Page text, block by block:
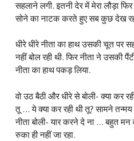
सहलाने लगी. इतनी देर में मेरा लौड़ा
सोने का नाटक करते हुए सब कुछ देख
धीरे धीरे नीता का हाथ उसकी चूत पर
नहीं बोल रही थी. फिर नीता ने उसकी
नीता का हाथ पकड़ लिया.
वो उठ बैठी और धीरे से बोली- क्या कर
तू … ये क्या कर रही थी तू? सामने तन्मय
नीता बोली- यार करने दे ना … बहुत
रुका ही नहीं जा रहा.